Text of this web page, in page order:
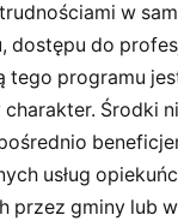
w
dostępu do
tego programu
Środki
usług
przez gminy lub